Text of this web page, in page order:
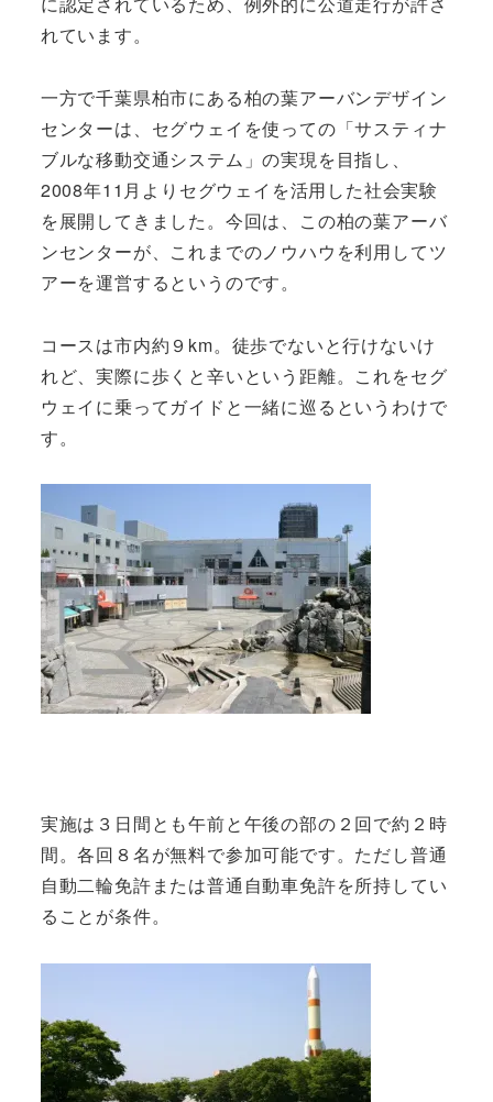
れています。
一方で千葉県柏市にある柏の葉アーバンデザイン
センターは、セグウェイを使っての「サスティナ
ブルな移動交通システム」の実現を目指し、
2008年11月よりセグウェイを活用した社会実験
を展開してきました。今回は、この柏の葉アーバ
ンセンターが、これまでのノウハウを利用してツ
アーを運営するというのです。
コースは市内約９km。徒歩でないと行けないけ
れど、実際に歩くと辛いという距離。これをセグ
ウェイに乗ってガイドと一緒に巡るというわけで
す。
実施は３日間とも午前と午後の部の２回で約２時
間。各回８名が無料で参加可能です。ただし普通
自動二輪免許または普通自動車免許を所持してい
ることが条件。